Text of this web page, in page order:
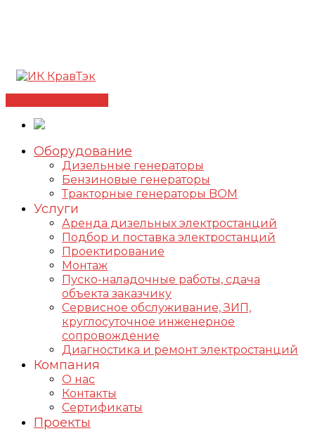
Оборудование
Дизельные генераторы
Бензиновые генераторы
Тракторные генераторы BOM
Услуги
Аренда дизельных электростанций
Подбор и поставка электростанций
Проектирование
Монтаж
Пуско-наладочные работы, сдача
объекта заказчику
Сервисное обслуживание, ЗИП,
круглосуточное инженерное
сопровождение
Диагностика и ремонт электростанций
Компания
О нас
Контакты
Сертификаты
Проекты